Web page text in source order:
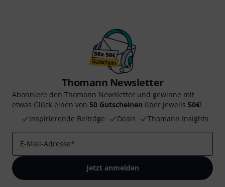
Thomann Newsletter
Abonniere den Thomann Newsletter und gewinne mit
etwas Glück einen von 50 Gutscheinen über jeweils 50€!
Inspirierende Beiträge
Deals Thomann Insights
E-Mail-Adresse*
Jetzt anmelden